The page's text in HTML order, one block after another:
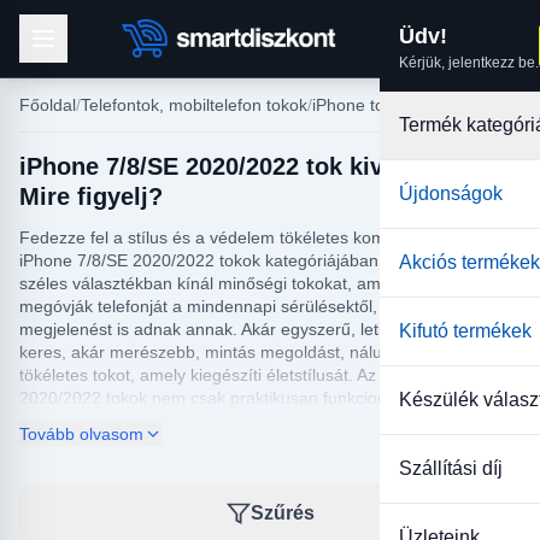
Üdv!
Kérjük, jelentkezz be.
Termék
Újdonságok
Akciós termékek
Kifutó termékek
Készülék
Szállítási díj
Főoldal Telefontok, mobiltelefon tokok iPhone tokok
iPhone 7/8/SE 2020/2022 tok kiválasztása:
Mire figyelj?
Fedezze fel a stílus és a védelem tökéletes kombinációját az
iPhone 7/8/SE 2020/2022 tokok kategóriájában! Webáruházunk
széles választékban kínál minőségi tokokat, amelyek nemcsak
megóvják telefonját a mindennapi sérülésektől, hanem egyéni
megjelenést is adnak annak. Akár egyszerű, letisztult dizájnt
keres, akár merészebb, mintás megoldást, nálunk megtalálja a
tökéletes tokot, amely kiegészíti életstílusát. Az iPhone 7/8/SE
2020/2022 tokok nem csak praktikusan funkcionálnak, hanem
megérdemel.
anyag és stílus közül válogathat. Legyen szó szilikon, bőr vagy
ütésálló kialakításról, termékeink hosszú élettartamot és kiváló
Tovább olvasom
Szűrés